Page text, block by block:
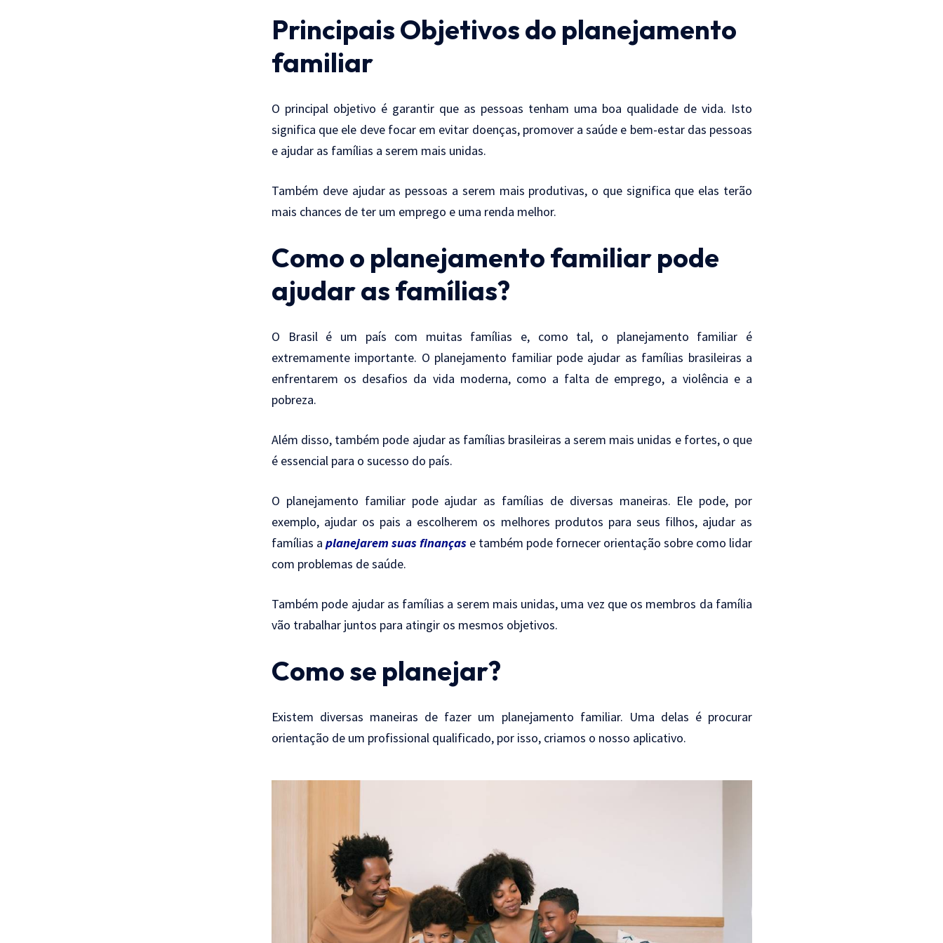
Principais Objetivos do planejamento
familiar
O principal objetivo é garantir que as pessoas tenham uma boa qualidade de vida. Isto
significa que ele deve focar em evitar doenças, promover a saúde e bem-estar das pessoas
e ajudar as famílias a serem mais unidas.
Também deve ajudar as pessoas a serem mais produtivas, o que significa que elas terão
mais chances de ter um emprego e uma renda melhor.
Como o planejamento familiar pode
ajudar as famílias?
O Brasil é um país com muitas famílias e, como tal, o planejamento familiar é
extremamente importante. O planejamento familiar pode ajudar as famílias brasileiras a
enfrentarem os desafios da vida moderna, como a falta de emprego, a violência e a
pobreza.
Além disso, também pode ajudar as famílias brasileiras a serem mais unidas e fortes, o que
é essencial para o sucesso do país.
O planejamento familiar pode ajudar as famílias de diversas maneiras. Ele pode, por
exemplo, ajudar os pais a escolherem os melhores produtos para seus filhos, ajudar as
famílias a planejarem suas finanças e também pode fornecer orientação sobre como lidar
com problemas de saúde.
Também pode ajudar as famílias a serem mais unidas, uma vez que os membros da família
vão trabalhar juntos para atingir os mesmos objetivos.
Como se planejar?
Existem diversas maneiras de fazer um planejamento familiar. Uma delas é procurar
orientação de um profissional qualificado, por isso, criamos o nosso aplicativo.